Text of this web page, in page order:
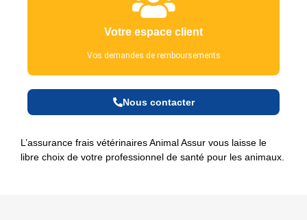
Votre espace client
Vos demandes de remboursements
Nous contacter
L’assurance frais vétérinaires Animal Assur vous laisse le
libre choix de votre professionnel de santé pour les animaux.